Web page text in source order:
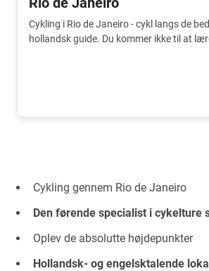
Cykling i Rio de Janeiro - cykl langs de
hollandsk guide. Du kommer ikke til at
Cykling gennem Rio de Janeiro
Den førende specialist i cykelture
Oplev de absolutte højdepunkter
Hollandsk- og engelsktalende